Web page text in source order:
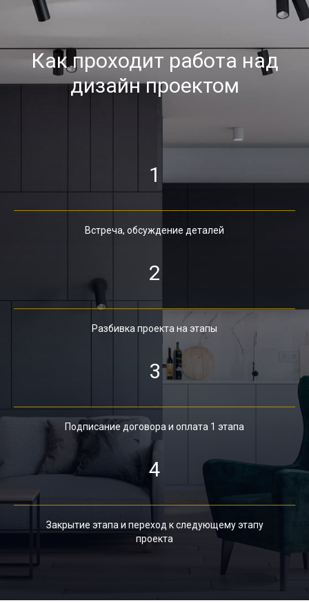
Как проходит работа над
дизайн проектом
1
Встреча, обсуждение деталей
2
Разбивка проекта на этапы
3
Подписание договора и оплата 1 этапа
4
Закрытие этапа и переход к следующему этапу
проекта